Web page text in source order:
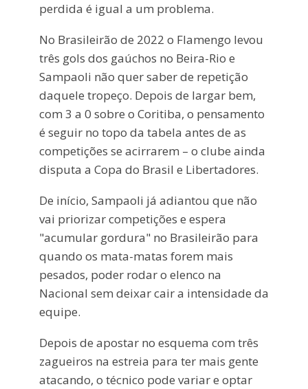
perdida é igual a um problema.
No Brasileirão de 2022 o Flamengo levou
três gols dos gaúchos no Beira-Rio e
Sampaoli não quer saber de repetição
daquele tropeço. Depois de largar bem,
com 3 a 0 sobre o Coritiba, o pensamento
é seguir no topo da tabela antes de as
competições se acirrarem – o clube ainda
disputa a Copa do Brasil e Libertadores.
De início, Sampaoli já adiantou que não
vai priorizar competições e espera
"acumular gordura" no Brasileirão para
quando os mata-matas forem mais
pesados, poder rodar o elenco na
Nacional sem deixar cair a intensidade da
equipe.
Depois de apostar no esquema com três
zagueiros na estreia para ter mais gente
atacando, o técnico pode variar e optar